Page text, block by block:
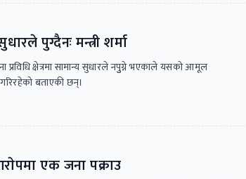
पुग्दैनः मन्त्री शर्मा
प्रविधि क्षेत्रमा सामान्य सुधारले नपुुग्ने भएकाले यसको आमूल
बताएकी छन्।
एक जना पक्राउ